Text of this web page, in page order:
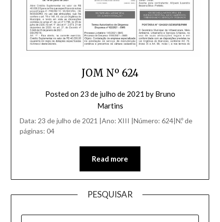
JOM Nº 624
Posted on 23 de julho de 2021 by Bruno
Martins
Data: 23 de julho de 2021 |Ano: XIII |Número: 624|N.º de
páginas: 04
Read more
PESQUISAR